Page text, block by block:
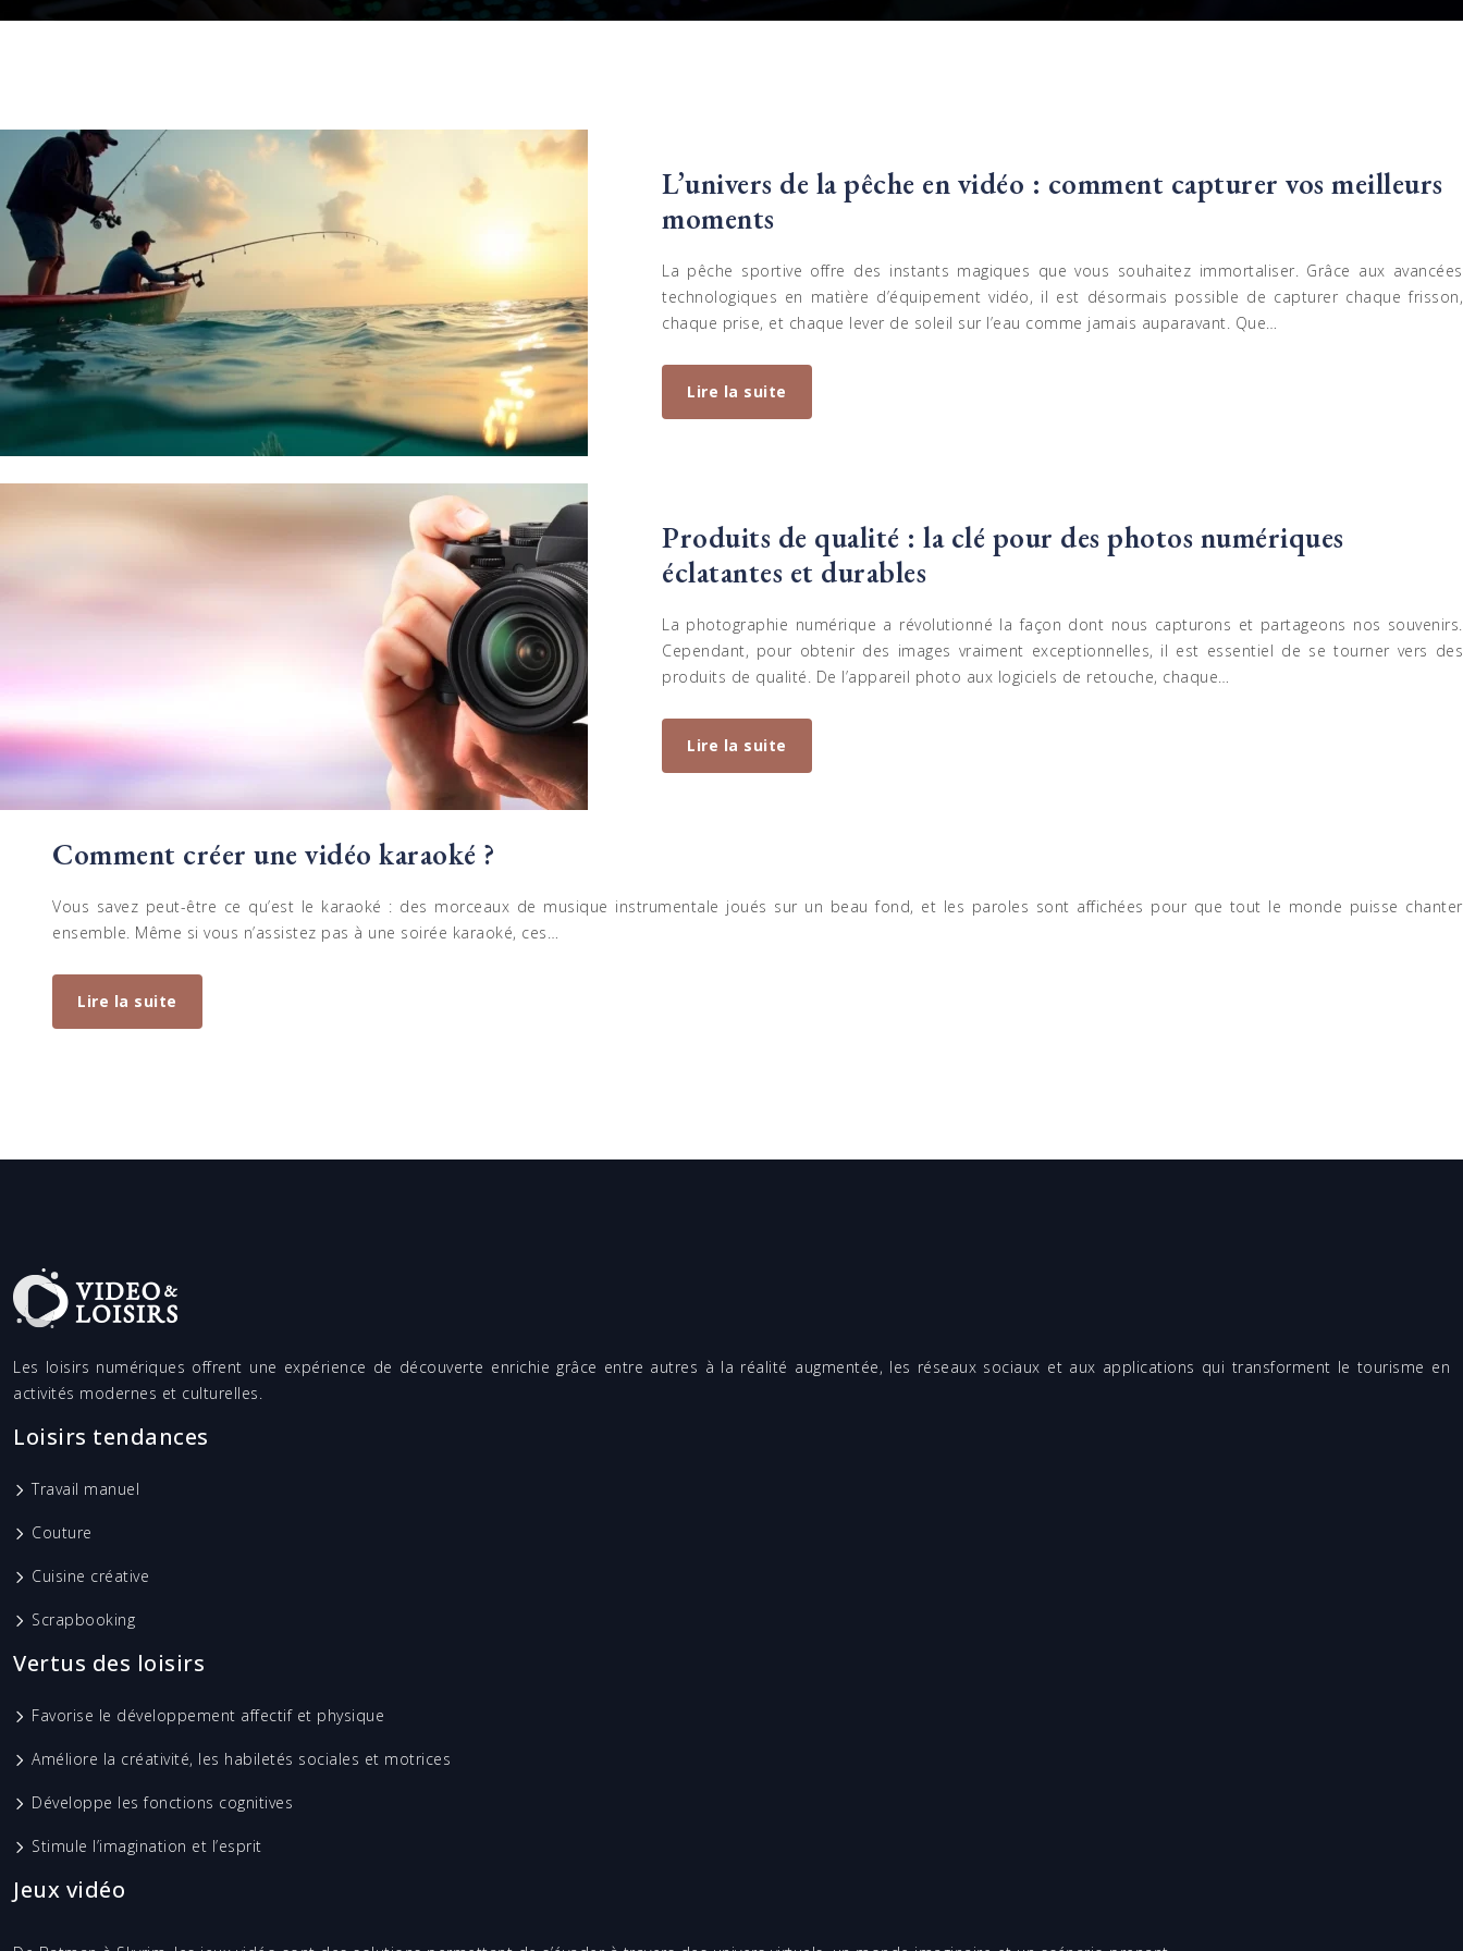
L’univers de la pêche en vidéo : comment capturer vos meilleurs
moments
La pêche sportive offre des instants magiques que vous souhaitez immortaliser. Grâce aux avancées
technologiques en matière d’équipement vidéo, il est désormais possible de capturer chaque frisson,
chaque prise, et chaque lever de soleil sur l’eau comme jamais auparavant. Que…
Lire la suite
Produits de qualité : la clé pour des photos numériques
éclatantes et durables
La photographie numérique a révolutionné la façon dont nous capturons et partageons nos souvenirs.
Cependant, pour obtenir des images vraiment exceptionnelles, il est essentiel de se tourner vers des
produits de qualité. De l’appareil photo aux logiciels de retouche, chaque…
Lire la suite
Comment créer une vidéo karaoké ?
Vous savez peut-être ce qu’est le karaoké : des morceaux de musique instrumentale joués sur un beau fond, et les paroles sont affichées pour que tout le monde puisse chanter
ensemble. Même si vous n’assistez pas à une soirée karaoké, ces…
Lire la suite
Les loisirs numériques offrent une expérience de découverte enrichie grâce entre autres à la réalité augmentée, les réseaux sociaux et aux applications qui transforment le tourisme en
activités modernes et culturelles.
Loisirs tendances
Travail manuel
Couture
Cuisine créative
Scrapbooking
Vertus des loisirs
Favorise le développement affectif et physique
Améliore la créativité, les habiletés sociales et motrices
Développe les fonctions cognitives
Stimule l’imagination et l’esprit
Jeux vidéo